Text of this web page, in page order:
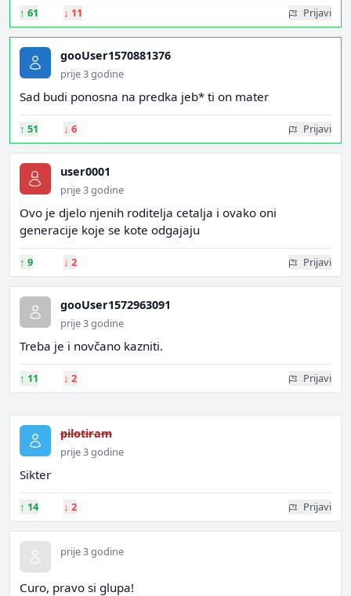
↑ 61 ↓ 11 Prijavi
gooUser1570881376
prije 3 godine
Sad budi ponosna na predka jeb* ti on mater
↑ 51 ↓ 6 Prijavi
user0001
prije 3 godine
Ovo je djelo njenih roditelja cetalja i ovako oni
generacije koje se kote odgajaju
↑ 9 ↓ 2 Prijavi
gooUser1572963091
prije 3 godine
Treba je i novčano kazniti.
↑ 11 ↓ 2 Prijavi
pilotiram
prije 3 godine
Sikter
↑ 14 ↓ 2 Prijavi
prije 3 godine
Curo, pravo si glupa!